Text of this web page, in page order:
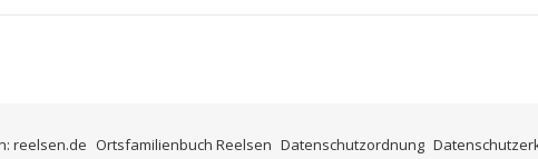
reelsen.de Ortsfamilienbuch Reelsen Datenschutzordnung